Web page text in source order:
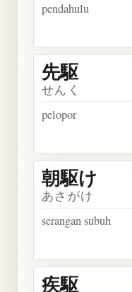
pendahulu
先駆
せんく
pelopor
朝駆け
あさがけ
serangan subuh
疾駆